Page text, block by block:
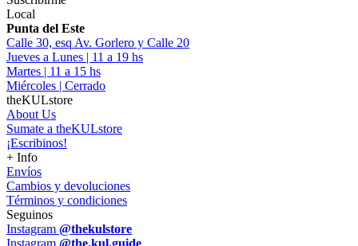
Local
Punta del Este
Calle 30, esq Av. Gorlero y Calle 20
Jueves a Lunes | 11 a 19 hs
Martes | 11 a 15 hs
Miércoles | Cerrado
theKULstore
About Us
Sumate a theKULstore
¡Escribinos!
+ Info
Envíos
Cambios y devoluciones
Términos y condiciones
Seguinos
Instagram @thekulstore
Instagram @the.kul.guide